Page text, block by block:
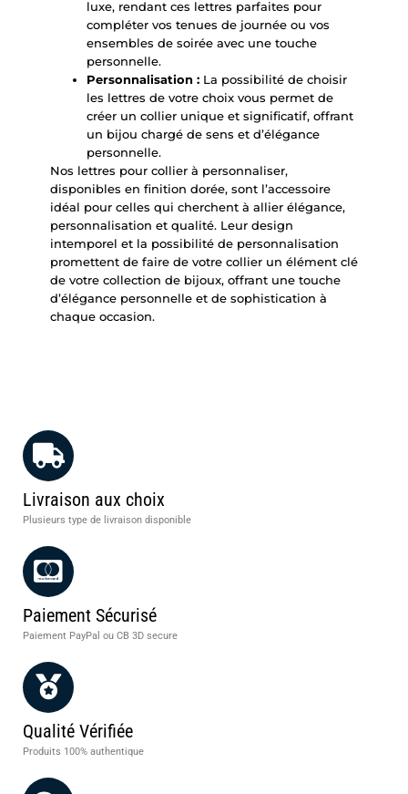
luxe, rendant ces lettres parfaites pour
compléter vos tenues de journée ou vos
ensembles de soirée avec une touche
personnelle.
Personnalisation : La possibilité de choisir
les lettres de votre choix vous permet de
créer un collier unique et significatif, offrant
un bijou chargé de sens et d’élégance
personnelle.
Nos lettres pour collier à personnaliser,
disponibles en finition dorée, sont l’accessoire
idéal pour celles qui cherchent à allier élégance,
personnalisation et qualité. Leur design
intemporel et la possibilité de personnalisation
promettent de faire de votre collier un élément clé
de votre collection de bijoux, offrant une touche
d’élégance personnelle et de sophistication à
chaque occasion.
Livraison aux choix
Plusieurs type de livraison disponible
Paiement Sécurisé
Paiement PayPal ou CB 3D secure
Qualité Vérifiée
Produits 100% authentique